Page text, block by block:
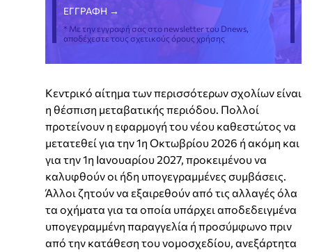
* Με την εγγραφή σας στο newsletter του Dnews,
αποδέχεστε τους σχετικούς όρους χρήσης
Κεντρικό αίτημα των περισσότερων σχολίων είναι
η θέσπιση μεταβατικής περιόδου. Πολλοί
προτείνουν η εφαρμογή του νέου καθεστώτος να
μετατεθεί για την 1η Οκτωβρίου 2026 ή ακόμη και
για την 1η Ιανουαρίου 2027, προκειμένου να
καλυφθούν οι ήδη υπογεγραμμένες συμβάσεις.
Άλλοι ζητούν να εξαιρεθούν από τις αλλαγές όλα
τα οχήματα για τα οποία υπάρχει αποδεδειγμένα
υπογεγραμμένη παραγγελία ή προσύμφωνο πριν
από την κατάθεση του νομοσχεδίου, ανεξάρτητα